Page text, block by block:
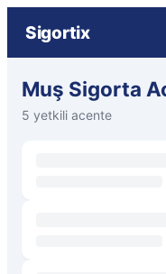
Sigortix
Muş Sigorta
5 yetkili acente